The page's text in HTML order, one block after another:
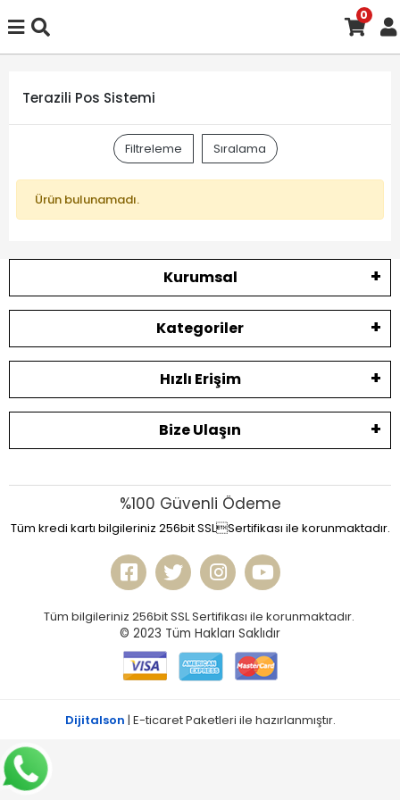
0
Terazili Pos Sistemi
Filtreleme Sıralama
Ürün bulunamadı.
Kurumsal
Kategoriler
Hızlı Erişim
Bize Ulaşın
%100 Güvenli Ödeme
Tüm kredi kartı bilgileriniz 256bit SSLSertifikası ile korunmaktadır.
Tüm bilgileriniz 256bit SSL Sertifikası ile korunmaktadır.
© 2023 Tüm Hakları Saklıdır
Dijitalson | E-ticaret Paketleri ile hazırlanmıştır.